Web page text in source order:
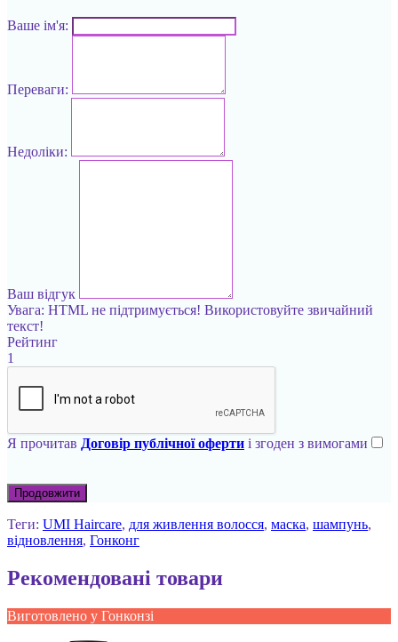
Ваше ім'я:
Переваги:
Недоліки:
Ваш відгук
Увага: HTML не підтримується! Використовуйте звичайний
текст!
Рейтинг
1
Я прочитав Договір публічної оферти і згоден з вимогами
Продовжити
Теги: UMI Haircare, для живлення волосся, маска, шампунь,
відновлення, Гонконг
Рекомендовані товари
Виготовлено у Гонконзі